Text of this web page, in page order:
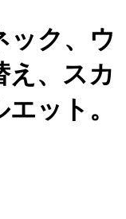
ック、ウ
え、スカ
ット。